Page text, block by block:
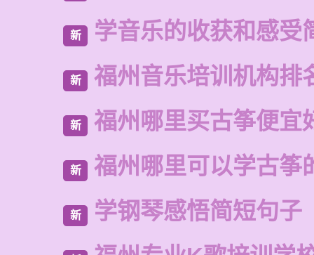
新 学音乐的收获和感受
新 福州音乐培训机构排
新 福州哪里买古筝便宜
新 福州哪里可以学古筝
新 学钢琴感悟简短句子